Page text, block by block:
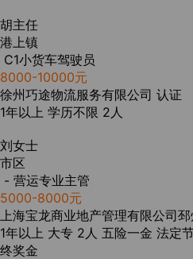
胡主任
港上镇
C1小货车驾驶员
8000-10000元
徐州巧途物流服务有限公司 认证
1年以上 学历不限 2人
刘女士
市区
- 营运专业主管
5000-8000元
上海宝龙商业地产管理有限公司
1年以上 大专 2人 五险一金 法定
终奖金